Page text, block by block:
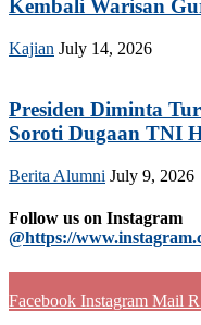
Kembali Warisan
Kajian July 14, 2026
Presiden Diminta
Soroti Dugaan TNI
Berita Alumni July 9, 2026
Follow us on Instagram
@https://
Facebook Instagram Mail